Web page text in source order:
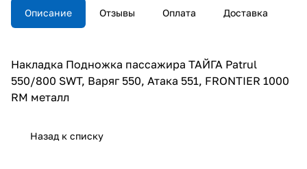
Описание Отзывы Оплата Доставка
Накладка Подножка пассажира ТАЙГА Patrul
550/800 SWT, Варяг 550, Атака 551, FRONTIER 1000
RM металл
Назад к списку